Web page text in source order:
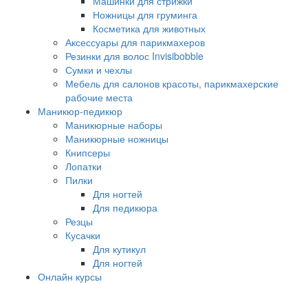
Ножницы для груминга
Косметика для животных
Аксессуары для парикмахеров
Резинки для волос Invisibobble
Сумки и чехлы
Мебель для салонов красоты, парикмахерские
рабочие места
Маникюр-педикюр
Маникюрные наборы
Маникюрные ножницы
Книпсеры
Лопатки
Пилки
Для ногтей
Для педикюра
Резцы
Кусачки
Для кутикул
Для ногтей
Онлайн курсы